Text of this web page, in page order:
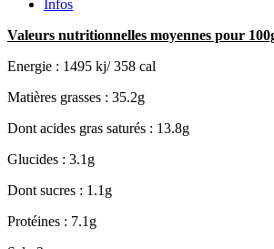
Infos
Valeurs nutritionnelles moyennes pour
Energie : 1495 kj/ 358 cal
Matières grasses : 35.2g
Dont acides gras saturés : 13.8g
Glucides : 3.1g
Dont sucres : 1.1g
Protéines : 7.1g